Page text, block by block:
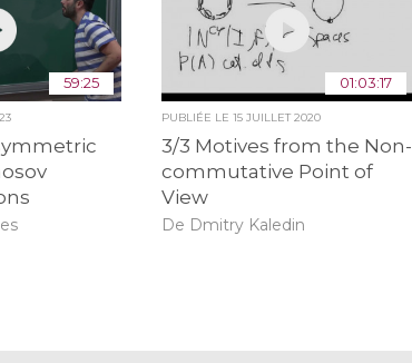
59:25 01:03:17
PUBLIÉE LE 15 JUILLET 2020
3/3 Motives from the Non-
commutative Point of
View
De Dmitry Kaledin